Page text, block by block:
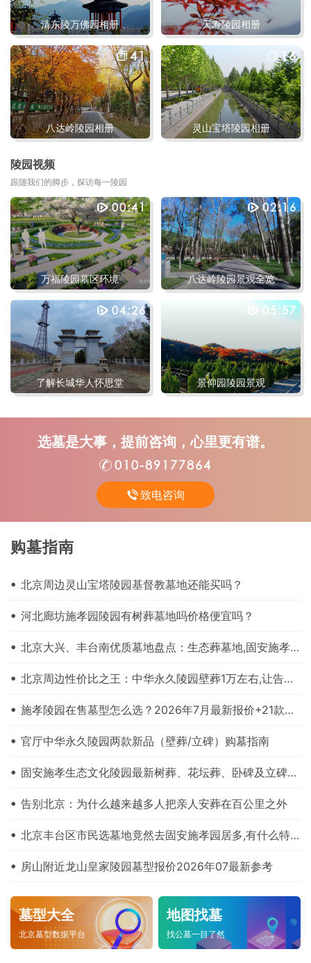
清东陵万佛园相册 天寿陵园相册
八达岭陵园相册
41
灵山宝塔陵园相册
16
陵园视频
跟随我们的脚步，探访每一陵园
万福陵园墓区环境
00:41
八达岭陵园景观全览
02:16
了解长城华人怀思堂
04:26
景仰园陵园景观
05:57
选墓是大事，提前咨询，心里更有谱。
010-89177864
致电咨询
购墓指南
北京周边灵山宝塔陵园基督教墓地还能买吗？
河北廊坊施孝园陵园有树葬墓地吗价格便宜吗？
北京大兴、丰台南优质墓地盘点：生态葬墓地,固安施孝园有哪些墓型可选？
北京周边性价比之王：中华永久陵园壁葬1万左右,让告别不再昂贵
施孝陵园在售墓型怎么选？2026年7月最新报价+21款产品对比
官厅中华永久陵园两款新品（壁葬/立碑）购墓指南
固安施孝生态文化陵园最新树葬、花坛葬、卧碑及立碑价格都是多少钱？
告别北京：为什么越来越多人把亲人安葬在百公里之外
北京丰台区市民选墓地竟然去固安施孝园居多,有什么特别之处？
房山附近龙山皇家陵园墓型报价2026年07最新参考
墓型大全
北京墓型数据平台
地图找墓
找公墓一目了然